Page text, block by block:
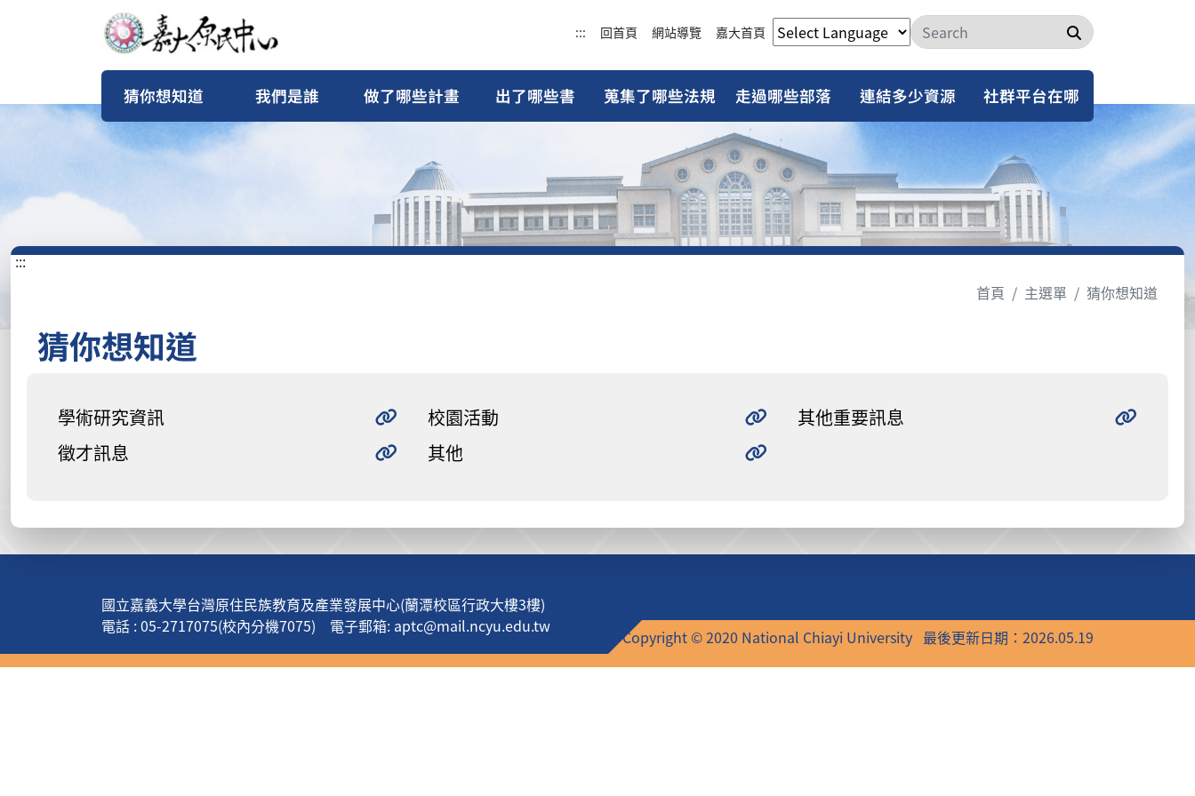
::: 回首頁 網站導覽 嘉大首頁 搜尋
猜你想知道 我們是誰 做了哪些計畫 出了哪些書 蒐集了哪些法規 走過哪些部落 連結多少資源 社群平台在哪
:::
首頁
主選單 猜你想知道
猜你想知道
學術研究資訊
徵才訊息
校園活動
其他
其他重要訊息
國立嘉義大學台灣原住民族教育及產業發展中心(蘭潭校區行政大樓3樓)
電話 : 05-2717075(校內分機7075) 電子郵箱: aptc@mail.ncyu.edu.tw
Copyright © 2020 National Chiayi University 最後更新日期：2026.05.19